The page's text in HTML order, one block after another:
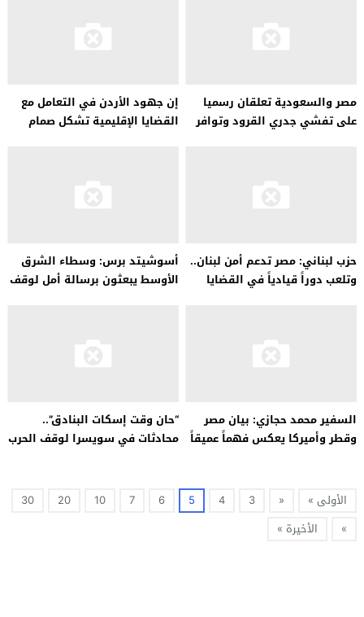
مصر والسعودية تعلقان رسميا
على تفشي جدري القرود وتوافر
إن جهود الأردن في التعامل مع
القضايا الإقليمية تشكل صمام
حزب لبناني: مصر تدعم أمن لبنان..
وتلعب دوراً قيادياً في القضايا
أسوشيتد برس: وسطاء الشرق
الأوسط يبعثون برسالة أمل لوقف
السفير محمد حجازي: بيان مصر
وقطر وأميركا يعكس فهماً عميقاً
“حان وقت إسكات البنادق”..
محادثات في سويسرا لوقف الحرب
الأولى » «
3
4
5
6
7
10
20
30
»
الأخيرة »